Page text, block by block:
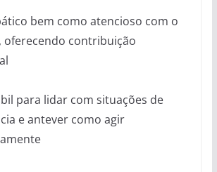
bem como atencioso com o
oferecendo contribuição
para lidar com situações de
e antever como agir